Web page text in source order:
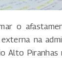
o
na
Alto